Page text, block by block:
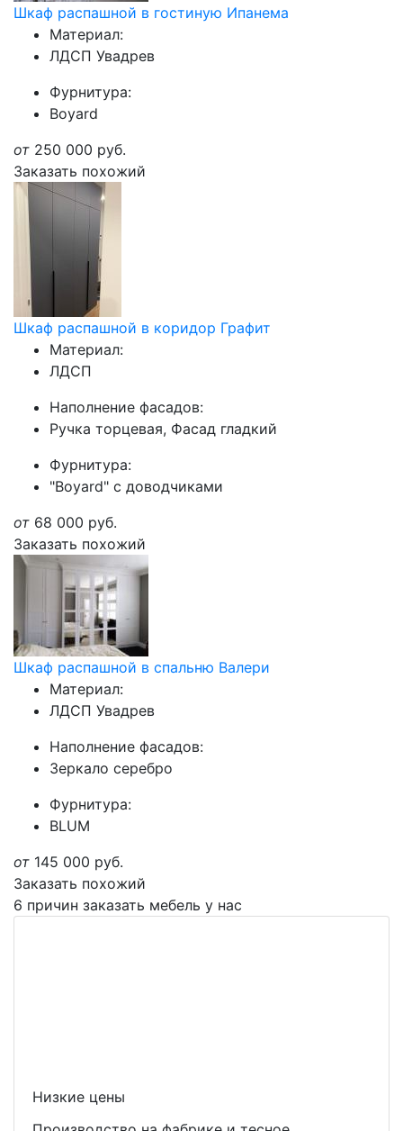
Шкаф распашной в гостиную Ипанема
Материал:
ЛДСП Увадрев
Фурнитура:
Boyard
от 250 000 руб.
Заказать похожий
Шкаф распашной в коридор Графит
Материал:
ЛДСП
Наполнение фасадов:
Ручка торцевая, Фасад гладкий
Фурнитура:
"Boyard" с доводчиками
от 68 000 руб.
Заказать похожий
Шкаф распашной в спальню Валери
Материал:
ЛДСП Увадрев
Наполнение фасадов:
Зеркало серебро
Фурнитура:
BLUM
от 145 000 руб.
Заказать похожий
6 причин заказать мебель у нас
Низкие цены